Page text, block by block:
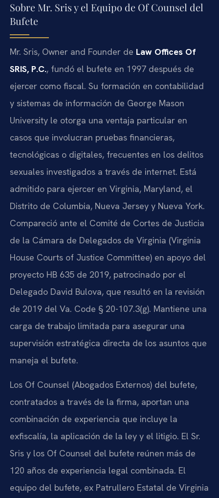
Sobre Mr. Sris y el Equipo de Of Counsel del
Bufete
Mr. Sris, Owner and Founder de Law Offices Of
SRIS, P.C., fundó el bufete en 1997 después de
ejercer como fiscal. Su formación en contabilidad
y sistemas de información de George Mason
University le otorga una ventaja particular en
casos que involucran pruebas financieras,
tecnológicas o digitales, frecuentes en los delitos
sexuales investigados a través de internet. Está
admitido para ejercer en Virginia, Maryland, el
Distrito de Columbia, Nueva Jersey y Nueva York.
Compareció ante el Comité de Cortes de Justicia
de la Cámara de Delegados de Virginia (Virginia
House Courts of Justice Committee) en apoyo del
proyecto HB 635 de 2019, patrocinado por el
Delegado David Bulova, que resultó en la revisión
de 2019 del Va. Code § 20-107.3(g). Mantiene una
carga de trabajo limitada para asegurar una
supervisión estratégica directa de los asuntos que
maneja el bufete.
Los Of Counsel (Abogados Externos) del bufete,
contratados a través de la firma, aportan una
combinación de experiencia que incluye la
exfiscalía, la aplicación de la ley y el litigio. El Sr.
Sris y los Of Counsel del bufete reúnen más de
120 años de experiencia legal combinada. El
equipo del bufete, ex Patrullero Estatal de Virginia